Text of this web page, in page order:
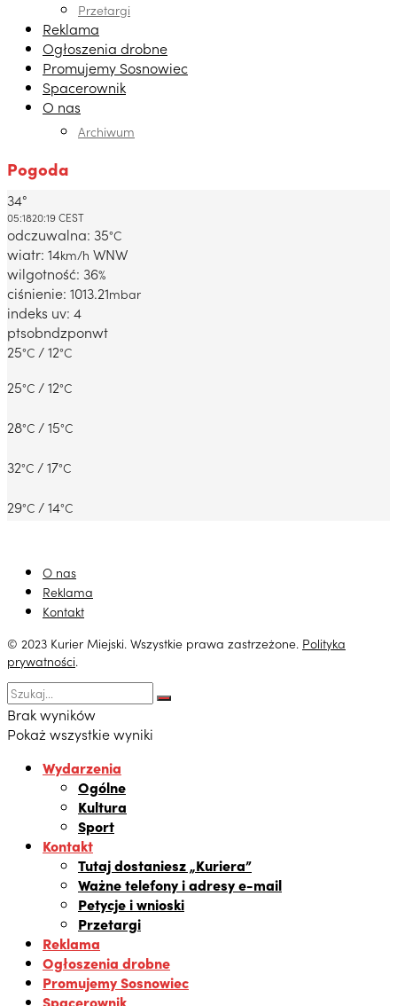
Przetargi
Reklama
Ogłoszenia drobne
Promujemy Sosnowiec
Spacerownik
O nas
Archiwum
Pogoda
Dabrowa Gornicza, PL
34°
05:1820:19 CEST
odczuwalna: 35°C
wiatr: 14km/h WNW
wilgotność: 36%
ciśnienie: 1013.21mbar
indeks uv: 4
ptsobndzponwt
25°C / 12°C
25°C / 12°C
28°C / 15°C
32°C / 17°C
29°C / 14°C
O nas
Reklama
Kontakt
© 2023 Kurier Miejski. Wszystkie prawa zastrzeżone. Polityka
prywatności.
Brak wyników
Pokaż wszystkie wyniki
Wydarzenia
Ogólne
Kultura
Sport
Kontakt
Tutaj dostaniesz „Kuriera”
Ważne telefony i adresy e-mail
Petycje i wnioski
Przetargi
Reklama
Ogłoszenia drobne
Promujemy Sosnowiec
Spacerownik